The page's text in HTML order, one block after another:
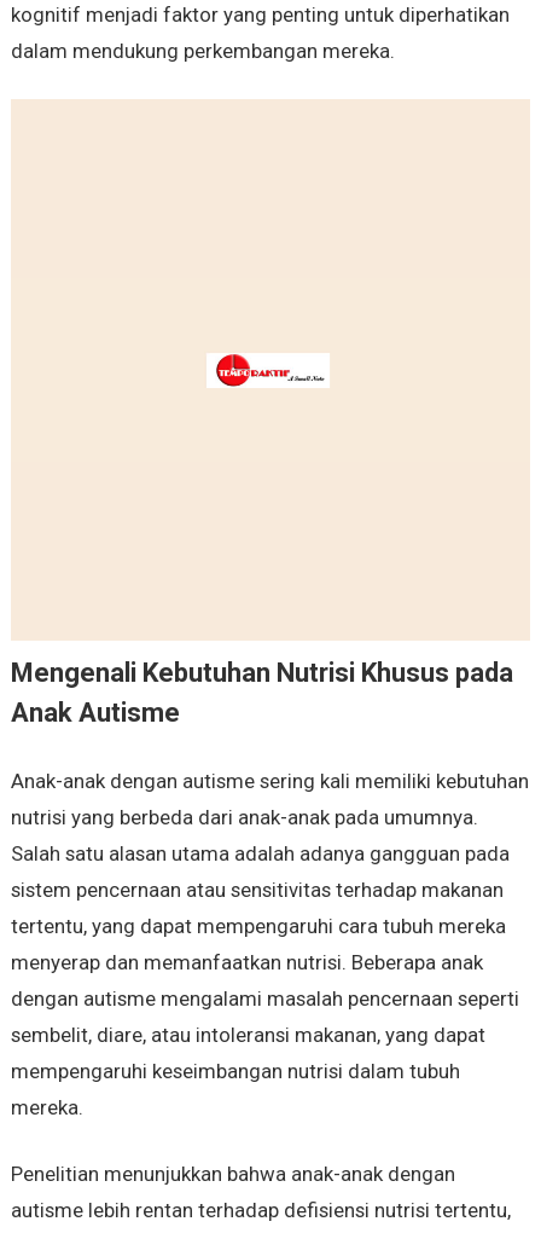
kognitif menjadi faktor yang penting untuk diperhatikan
dalam mendukung perkembangan mereka.
Mengenali Kebutuhan Nutrisi Khusus pada
Anak Autisme
Anak-anak dengan autisme sering kali memiliki kebutuhan
nutrisi yang berbeda dari anak-anak pada umumnya.
Salah satu alasan utama adalah adanya gangguan pada
sistem pencernaan atau sensitivitas terhadap makanan
tertentu, yang dapat mempengaruhi cara tubuh mereka
menyerap dan memanfaatkan nutrisi. Beberapa anak
dengan autisme mengalami masalah pencernaan seperti
sembelit, diare, atau intoleransi makanan, yang dapat
mempengaruhi keseimbangan nutrisi dalam tubuh
mereka.
Penelitian menunjukkan bahwa anak-anak dengan
autisme lebih rentan terhadap defisiensi nutrisi tertentu,